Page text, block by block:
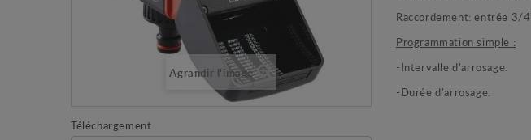
Agrandir l'image
Téléchargement
Raccordement: entrée 3/
Programmation simple :
-Intervalle d'arrosage.
-Durée d'arrosage.